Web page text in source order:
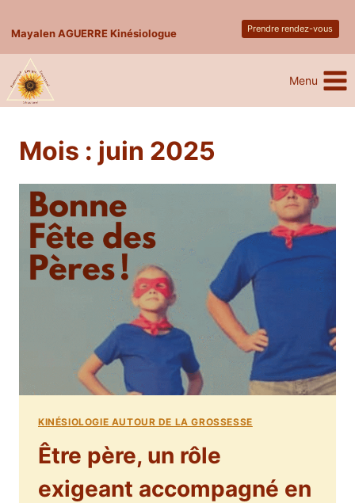
to
content
Mayalen AGUERRE Kinésiologue Prendre rendez-vous
Menu
Mois : juin 2025
KINÉSIOLOGIE AUTOUR DE LA GROSSESSE
Être père, un rôle
exigeant accompagné en